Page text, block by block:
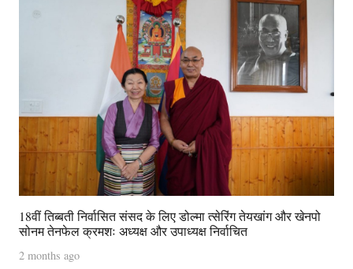
18वीं तिब्बती निर्वासित संसद के लिए डोल्मा त्सेरिंग तेयखांग और खेनपो
सोनम तेनफेल क्रमशः अध्यक्ष और उपाध्यक्ष निर्वाचित
2 months ago